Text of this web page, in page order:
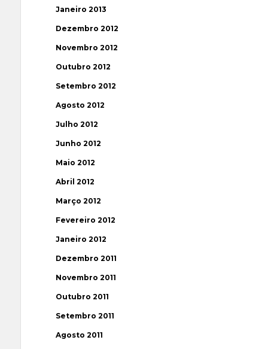
Janeiro 2013
Dezembro 2012
Novembro 2012
Outubro 2012
Setembro 2012
Agosto 2012
Julho 2012
Junho 2012
Maio 2012
Abril 2012
Março 2012
Fevereiro 2012
Janeiro 2012
Dezembro 2011
Novembro 2011
Outubro 2011
Setembro 2011
Agosto 2011